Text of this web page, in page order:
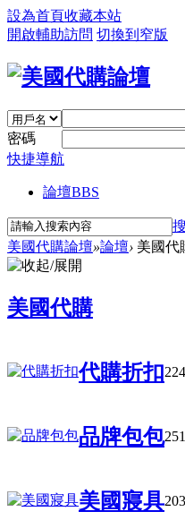
設為首頁收藏本站
開啟輔助訪問 切換到窄版
密碼
快捷導航
論壇BBS
美國代購論壇»論壇› 美國代
美國代購
代購折扣224
品牌包包251
美國寢具203